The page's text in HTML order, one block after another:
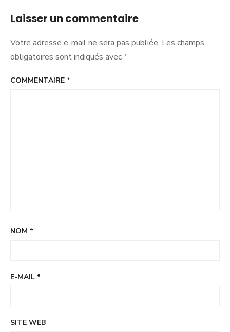
Laisser un commentaire
Votre adresse e-mail ne sera pas publiée. Les champs
obligatoires sont indiqués avec*
COMMENTAIRE *
NOM *
E-MAIL *
SITE WEB